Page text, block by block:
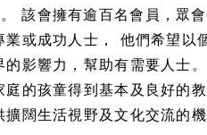
該會擁有逾百名會員，眾會
業或成功人士， 他們希望以
影響力，幫助有需要人士。
的孩童得到基本及良好的教
闊生活視野及文化交流的機